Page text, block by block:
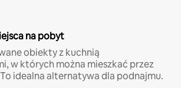
na pobyt
obiekty z kuchnią
w których można mieszkać przez
To idealna alternatywa dla podnajmu.